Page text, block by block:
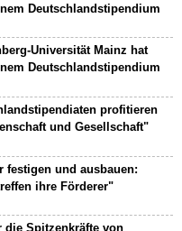
Deutschlandstipendium
Universität Mainz hat
Deutschlandstipendium
profitieren
und Gesellschaft"
und ausbauen:
ihre Förderer"
die Spitzenkräfte von